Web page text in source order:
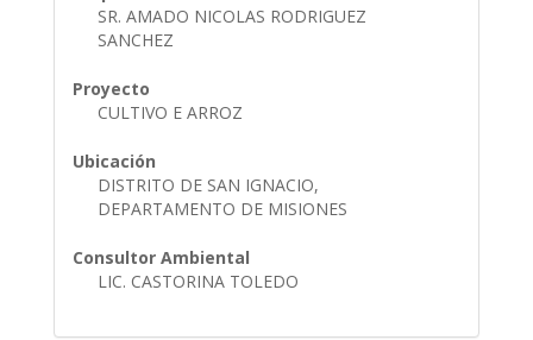
SR. AMADO NICOLAS RODRIGUEZ
SANCHEZ
Proyecto
CULTIVO E ARROZ
Ubicación
DISTRITO DE SAN IGNACIO,
DEPARTAMENTO DE MISIONES
Consultor Ambiental
LIC. CASTORINA TOLEDO